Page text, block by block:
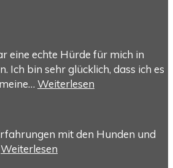
eine echte Hürde für mich in
Ich bin sehr glücklich, dass ich es
Weiterlesen
mit den Hunden und
Weiterlesen